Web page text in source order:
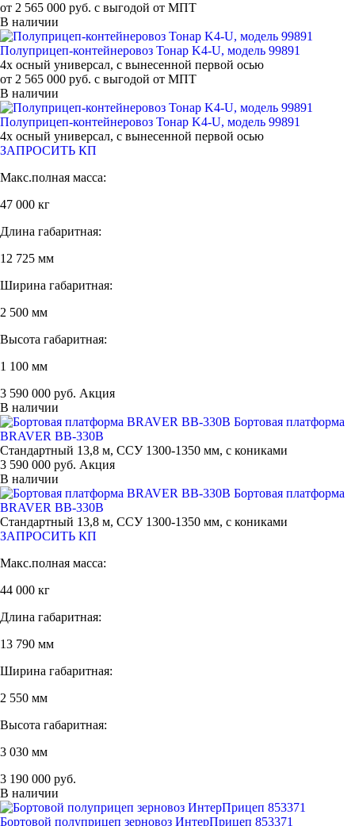
от 2 565 000 руб. с выгодой от МПТ
В наличии
Полуприцеп-контейнеровоз Тонар K4-U, модель 99891
4х осный универсал, с вынесенной первой осью
от 2 565 000 руб. с выгодой от МПТ
В наличии
Полуприцеп-контейнеровоз Тонар K4-U, модель 99891
4х осный универсал, с вынесенной первой осью
ЗАПРОСИТЬ КП
Макс.полная масса:
47 000 кг
Длина габаритная:
12 725 мм
Ширина габаритная:
2 500 мм
Высота габаритная:
1 100 мм
3 590 000 руб. Акция
В наличии
Бортовая платформа
BRAVER BB-330B
Стандартный 13,8 м, ССУ 1300-1350 мм, с кониками
3 590 000 руб. Акция
В наличии
Бортовая платформа
BRAVER BB-330B
Стандартный 13,8 м, ССУ 1300-1350 мм, с кониками
ЗАПРОСИТЬ КП
Макс.полная масса:
44 000 кг
Длина габаритная:
13 790 мм
Ширина габаритная:
2 550 мм
Высота габаритная:
3 030 мм
3 190 000 руб.
В наличии
Бортовой полуприцеп зерновоз ИнтерПрицеп 853371